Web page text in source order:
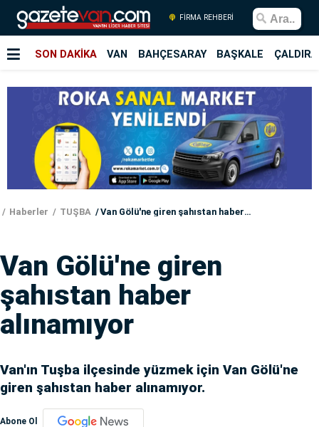
FİRMA REHBERİ
SON DAKİKA VAN BAHÇESARAY BAŞKALE
Haberler TUŞBA Van Gölü'ne giren şahıstan haber alınamıyor
Van Gölü'ne giren
şahıstan haber
alınamıyor
Van'ın Tuşba ilçesinde yüzmek için Van Gölü'ne
giren şahıstan haber alınamıyor.
Abone Ol